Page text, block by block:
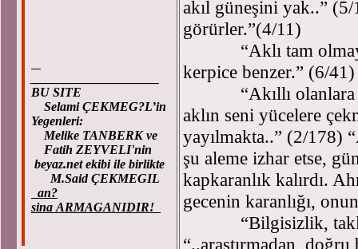
BU SITE
Selami ÇEKMEG?L’in
Yegenleri:
Melike TANBERK ve
Fatih ZEYVELI'nin
beyaz.net ekibi ile birlikte
M.Said ÇEKMEGIL
an?
sina ARMAGANIDIR!
akıl güneşini yak..”
görürler.”(4/11)
“Aklı tam olmayan
kerpice benzer.” (6/41)
“Akıllı olanlara
aklın seni yücelere
yayılmakta..” (2/178)
şu aleme izhar etse,
kapkaranlık kalırdı.
gecenin karanlığı,
“Bilgisizlik, taklit
“..araştırmadan,